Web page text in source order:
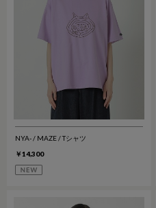
NYA- / MAZE / Tシャツ
￥14,300